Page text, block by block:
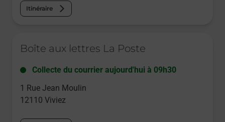
Itinéraire
Boîte aux lettres La Poste
Collecte du courrier aujourd'hui à 09h30
1 Rue Jean Moulin
12110 Viviez